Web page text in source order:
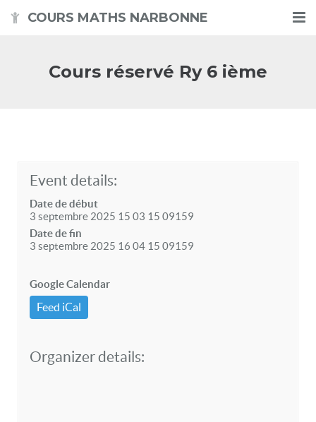
COURS MATHS NARBONNE
Contact
Cours réservé Ry 6 ième
Event details:
Date de début
3 septembre 2025 15 03 15 09159
Date de fin
3 septembre 2025 16 04 15 09159
Google Calendar
Feed iCal
Organizer details: